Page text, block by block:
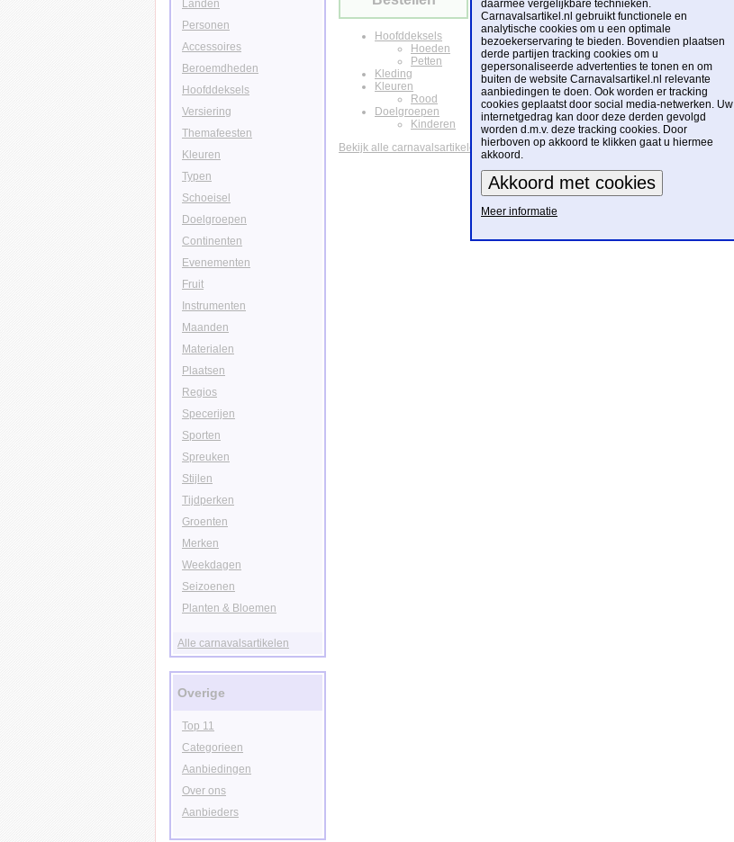
Hoofddeksels
Hoeden
Petten
Kleding
Kleuren
Rood
Doelgroepen
Kinderen
Bekijk alle carnavalsartikelen
Landen
Personen
Accessoires
Beroemdheden
Hoofddeksels
Versiering
Themafeesten
Kleuren
Typen
Schoeisel
Doelgroepen
Continenten
Evenementen
Fruit
Instrumenten
Maanden
Materialen
Plaatsen
Regios
Specerijen
Sporten
Spreuken
Stijlen
Tijdperken
Groenten
Merken
Weekdagen
Seizoenen
Planten & Bloemen
Alle carnavalsartikelen
Overige
Top 11
Categorieen
Aanbiedingen
Over ons
Aanbieders
daarmee vergelijkbare technieken.
Carnavalsartikel.nl gebruikt functionele en
analytische cookies om u een optimale
bezoekerservaring te bieden. Bovendien plaatsen
derde partijen tracking cookies om u
gepersonaliseerde advertenties te tonen en om
buiten de website Carnavalsartikel.nl relevante
aanbiedingen te doen. Ook worden er tracking
cookies geplaatst door social media-netwerken. Uw
internetgedrag kan door deze derden gevolgd
worden d.m.v. deze tracking cookies. Door
hierboven op akkoord te klikken gaat u hiermee
akkoord.
Meer informatie